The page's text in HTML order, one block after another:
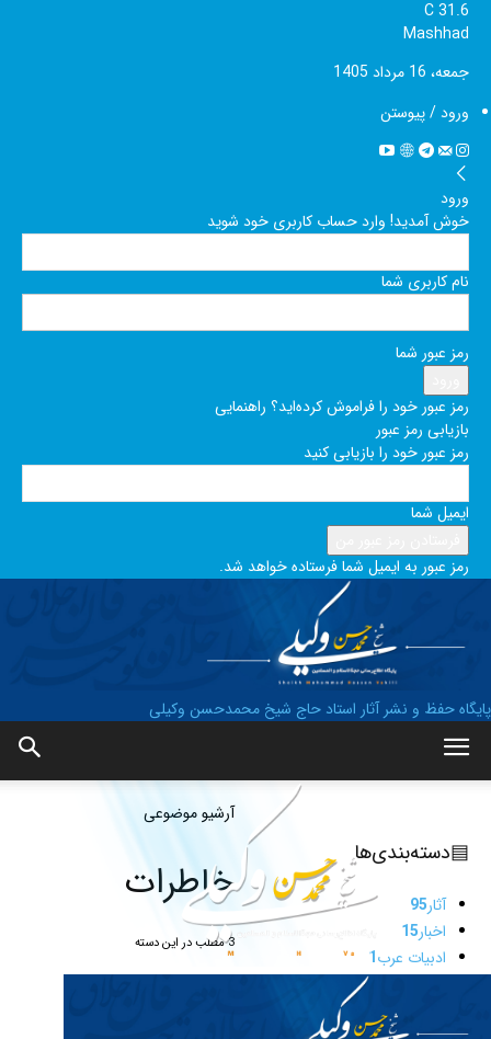
31.6
C
Mashhad
جمعه، 16 مرداد 1405
ورود / پیوستن
ورود
خوش آمدید! وارد حساب کاربری خود شوید
نام کاربری شما
رمز عبور شما
رمز عبور خود را فراموش کرده‌اید؟ راهنمایی
بازیابی رمز عبور
رمز عبور خود را بازیابی کنید
ایمیل شما
رمز عبور به ایمیل شما فرستاده خواهد شد.
پایگاه حفظ و نشر آثار استاد حاج شیخ محمدحسن وکیلی
▤دسته‌بندی‌ها
آثار95
اخبار15
ادبیات عرب1
5
آرشیو موضوعی
خاطرات
3 مطلب در این دسته